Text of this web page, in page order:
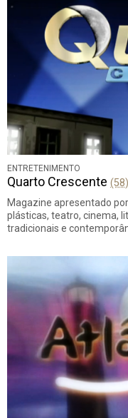
ENTRETENIMENTO
Quarto Crescente (58)
Magazine apresentado
plásticas, teatro, cinema,
tradicionais e